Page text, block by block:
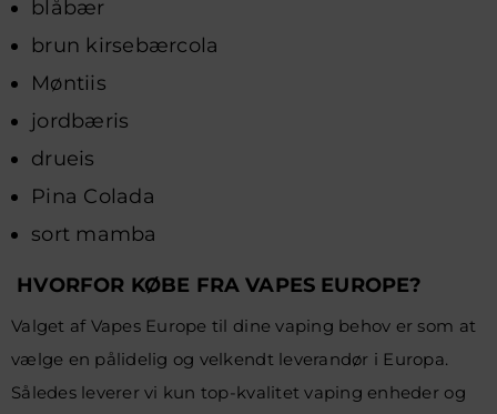
blåbær
brun kirsebærcola
Møntiis
jordbæris
drueis
Pina Colada
sort mamba
HVORFOR KØBE FRA VAPES EUROPE?
Valget af Vapes Europe til dine vaping behov er som at
vælge en pålidelig og velkendt leverandør i Europa.
Således leverer vi kun top-kvalitet vaping enheder og